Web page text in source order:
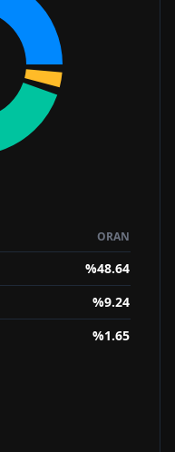
ORAN
%48.64
%9.24
%1.65